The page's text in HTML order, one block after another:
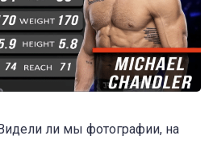
ли мы фотографии, на